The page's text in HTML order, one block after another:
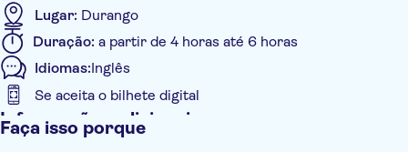
Springs, Baker's Bridge, Haviland Lake e Molas Lake. Explore
Silverton, depois visite Clear Creek Falls, Ironton e Bear Creek
Falls, terminando em Ouray com paradas em Box Canyon Falls
e Cascade Falls.
Continue para o Rocky Mountain National Park, começando no
Centro de Visitantes de Beaver Meadows. Contemple as vistas
de Bear Lake, Deer Mountain, Many Parks Curve e Rainbow
Lugar: Durango
Duração: a partir de 4 horas até 6 horas
Idiomas:Inglês
Se aceita o bilhete digital
Informações adicionais
Faça isso porque